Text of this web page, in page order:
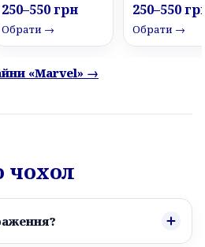
250–550 грн
Обрати →
250–550
Обрати →
«Marvel» →
чохол